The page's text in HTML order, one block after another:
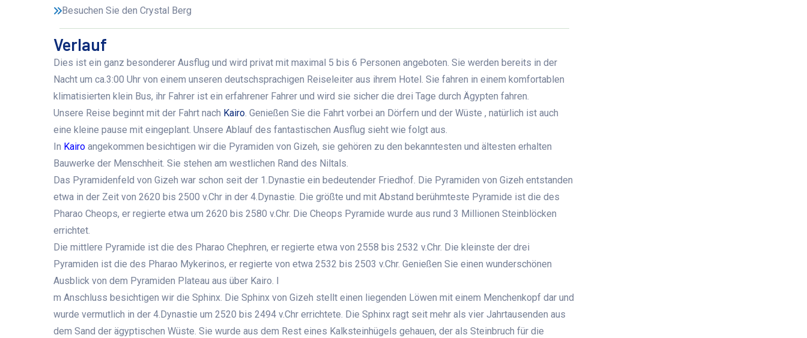
Besuchen Sie den Crystal Berg
Verlauf
Dies ist ein ganz besonderer Ausflug und wird privat mit maximal 5 bis 6 Personen angeboten. Sie werden bereits in der
Nacht um ca.3:00 Uhr von einem unseren deutschsprachigen Reiseleiter aus ihrem Hotel. Sie fahren in einem komfortablen
klimatisierten klein Bus, ihr Fahrer ist ein erfahrener Fahrer und wird sie sicher die drei Tage durch Ägypten fahren.
Unsere Reise beginnt mit der Fahrt nach Kairo. Genießen Sie die Fahrt vorbei an Dörfern und der Wüste , natürlich ist auch
eine kleine pause mit eingeplant. Unsere Ablauf des fantastischen Ausflug sieht wie folgt aus.
In Kairoangekommen besichtigen wir die Pyramiden von Gizeh, sie gehören zu den bekanntesten und ältesten erhalten
Bauwerke der Menschheit. Sie stehen am westlichen Rand des Niltals.
Das Pyramidenfeld von Gizeh war schon seit der 1.Dynastie ein bedeutender Friedhof. Die Pyramiden von Gizeh entstanden
etwa in der Zeit von 2620 bis 2500 v.Chr in der 4.Dynastie. Die größte und mit Abstand berühmteste Pyramide ist die des
Pharao Cheops, er regierte etwa um 2620 bis 2580 v.Chr. Die Cheops Pyramide wurde aus rund 3 Millionen Steinblöcken
errichtet.
Die mittlere Pyramide ist die des Pharao Chephren, er regierte etwa von 2558 bis 2532 v.Chr. Die kleinste der drei
Pyramiden ist die des Pharao Mykerinos, er regierte von etwa 2532 bis 2503 v.Chr. Genießen Sie einen wunderschönen
Ausblick von dem Pyramiden Plateau aus über Kairo. I
m Anschluss besichtigen wir die Sphinx. Die Sphinx von Gizeh stellt einen liegenden Löwen mit einem Menchenkopf dar und
wurde vermutlich in der 4.Dynastie um 2520 bis 2494 v.Chr errichtete. Die Sphinx ragt seit mehr als vier Jahrtausenden aus
dem Sand der ägyptischen Wüste. Sie wurde aus dem Rest eines Kalksteinhügels gehauen, der als Steinbruch für die